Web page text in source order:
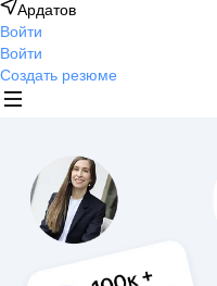
Ардатов
Войти
Войти
Создать резюме